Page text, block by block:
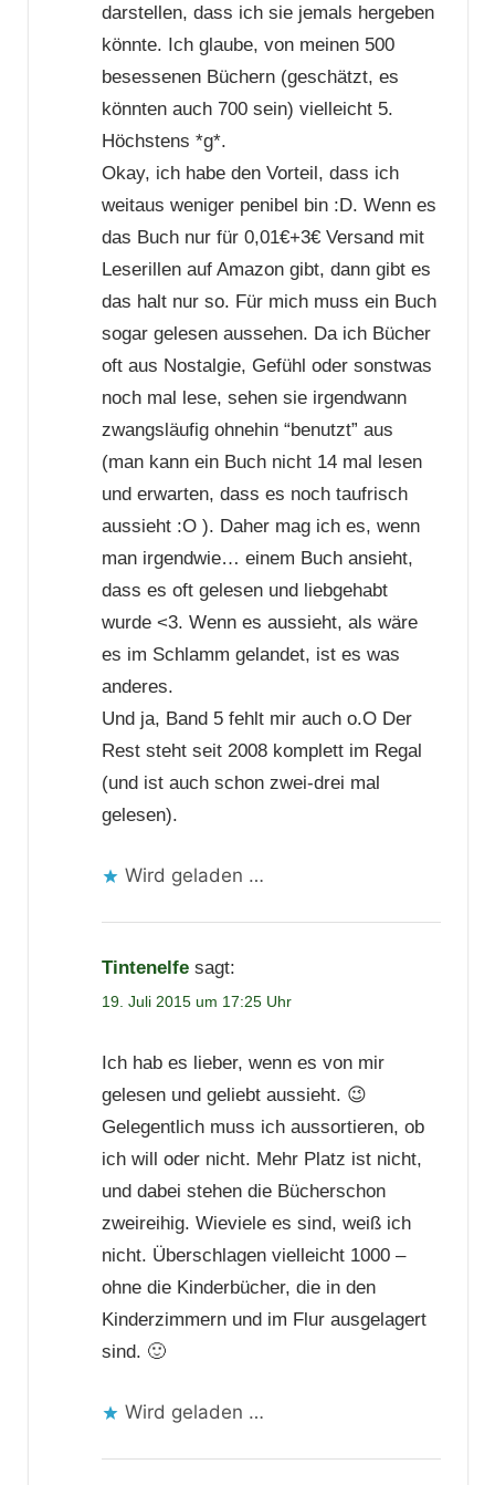
darstellen, dass ich sie jemals hergeben
könnte. Ich glaube, von meinen 500
besessenen Büchern (geschätzt, es
könnten auch 700 sein) vielleicht 5.
Höchstens *g*.
Okay, ich habe den Vorteil, dass ich
weitaus weniger penibel bin :D. Wenn es
das Buch nur für 0,01€+3€ Versand mit
Leserillen auf Amazon gibt, dann gibt es
das halt nur so. Für mich muss ein Buch
sogar gelesen aussehen. Da ich Bücher
oft aus Nostalgie, Gefühl oder sonstwas
noch mal lese, sehen sie irgendwann
zwangsläufig ohnehin “benutzt” aus
(man kann ein Buch nicht 14 mal lesen
und erwarten, dass es noch taufrisch
aussieht :O ). Daher mag ich es, wenn
man irgendwie… einem Buch ansieht,
dass es oft gelesen und liebgehabt
wurde <3. Wenn es aussieht, als wäre
es im Schlamm gelandet, ist es was
anderes.
Und ja, Band 5 fehlt mir auch o.O Der
Rest steht seit 2008 komplett im Regal
(und ist auch schon zwei-drei mal
gelesen).
Wird geladen …
Tintenelfe sagt:
19. Juli 2015 um 17:25 Uhr
Ich hab es lieber, wenn es von mir
gelesen und geliebt aussieht. 😉
Gelegentlich muss ich aussortieren, ob
ich will oder nicht. Mehr Platz ist nicht,
und dabei stehen die Bücherschon
zweireihig. Wieviele es sind, weiß ich
nicht. Überschlagen vielleicht 1000 –
ohne die Kinderbücher, die in den
Kinderzimmern und im Flur ausgelagert
sind. 🙂
Wird geladen …